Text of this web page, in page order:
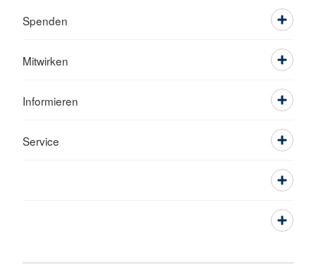
Spenden
Mitwirken
Informieren
Service